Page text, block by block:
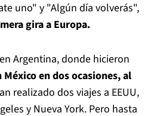
uno" y "Algún día volverás",
gira a Europa.
Argentina, donde hicieron
México en dos ocasiones, al
realizado dos viajes a EEUU,
y Nueva York. Pero hasta